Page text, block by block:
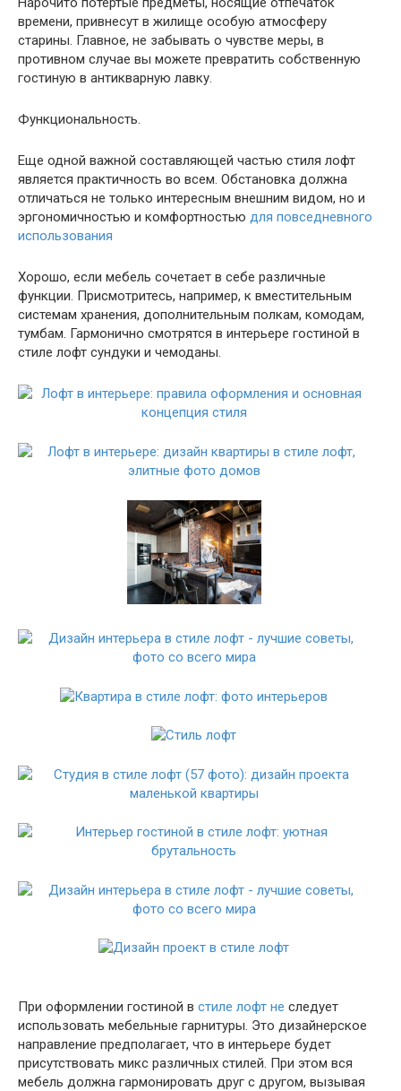
времени, привнесут в жилище особую атмосферу
старины. Главное, не забывать о чувстве меры, в
противном случае вы можете превратить собственную
гостиную в антикварную лавку.
Функциональность.
Еще одной важной составляющей частью стиля лофт
является практичность во всем. Обстановка должна
отличаться не только интересным внешним видом, но и
эргономичностью и комфортностью для повседневного
использования
Хорошо, если мебель сочетает в себе различные
функции. Присмотритесь, например, к вместительным
системам хранения, дополнительным полкам, комодам,
тумбам. Гармонично смотрятся в интерьере гостиной в
стиле лофт сундуки и чемоданы.
При оформлении гостиной в стиле лофт не следует
использовать мебельные гарнитуры. Это дизайнерское
направление предполагает, что в интерьере будет
присутствовать микс различных стилей. При этом вся
мебель должна гармонировать друг с другом, вызывая